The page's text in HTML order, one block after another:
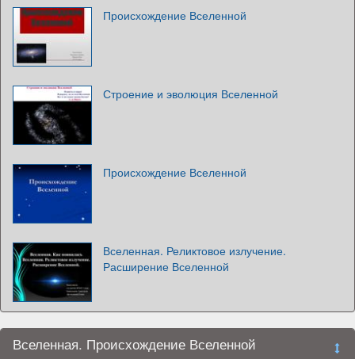
Происхождение Вселенной
Строение и эволюция Вселенной
Происхождение Вселенной
Вселенная. Реликтовое излучение.
Расширение Вселенной
Вселенная. Происхождение Вселенной